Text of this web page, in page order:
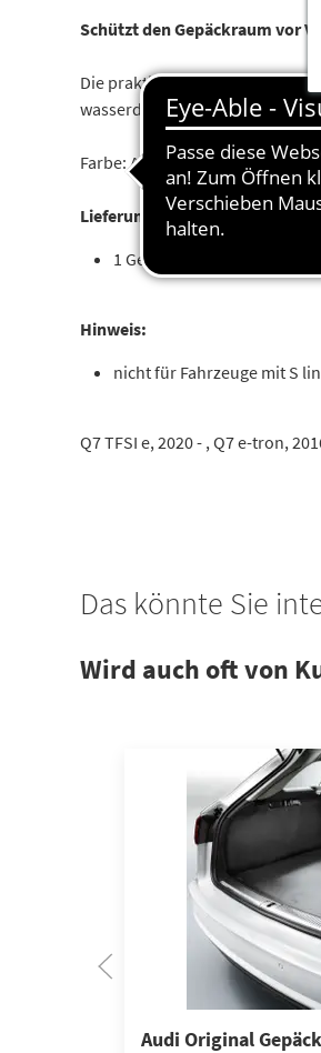
Schützt den Gepäckraum vor
Die praktische
wasserdicht. Die Struktur
Farbe: Anthrazit
Lieferumfang:
1 Gepäckraumschale
Hinweis:
nicht für Fahrzeuge mit S
Q7 TFSI e, 2020 - , Q7 e-tron,
Das könnte Sie
Wird auch oft von
Audi Original